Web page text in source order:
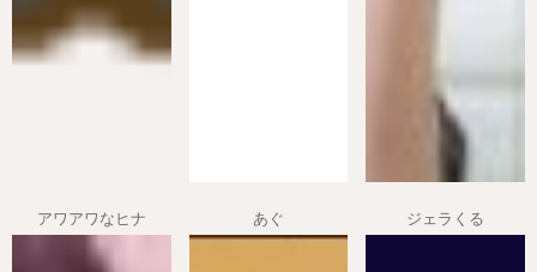
アワアワなヒナ あぐ ジェラくる